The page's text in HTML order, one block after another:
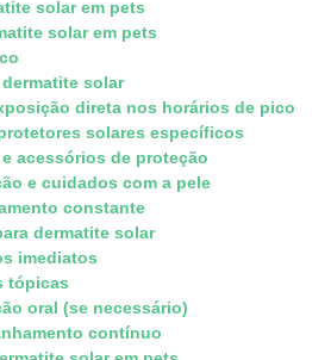
solar em pets
solar em pets
solar
direta nos horários de pico
solares específicos
acessórios de proteção
e cuidados com a pele
constante
dermatite solar
imediatos
tópicas
oral (se necessário)
contínuo